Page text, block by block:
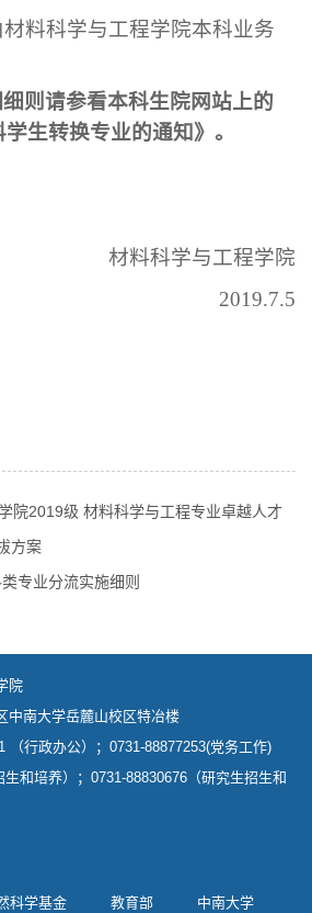
料科学与工程学院本科业务
则请参看本科生院网站上的
生转换专业的通知》。
材料科学与工程学院
2019.7.5
院2019级 材料科学与工程专业卓越人才
方案
专业分流实施细则
院
中南大学岳麓山校区特冶楼
（行政办公）；0731-88877253(党务工作)
和培养）；0731-88830676（研究生招生和
科学基金 教育部 中南大学